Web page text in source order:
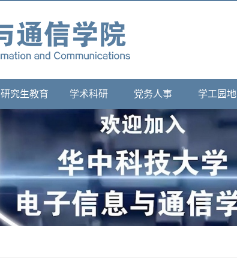
研究生教育 学术科研 党务人事 学工园地